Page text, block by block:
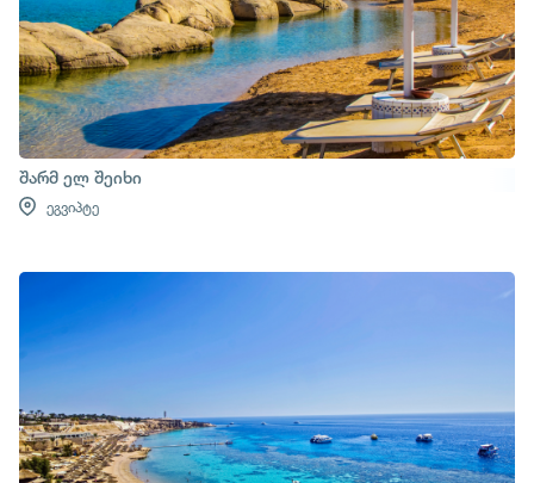
შარმ ელ შეიხი
ეგვიპტე